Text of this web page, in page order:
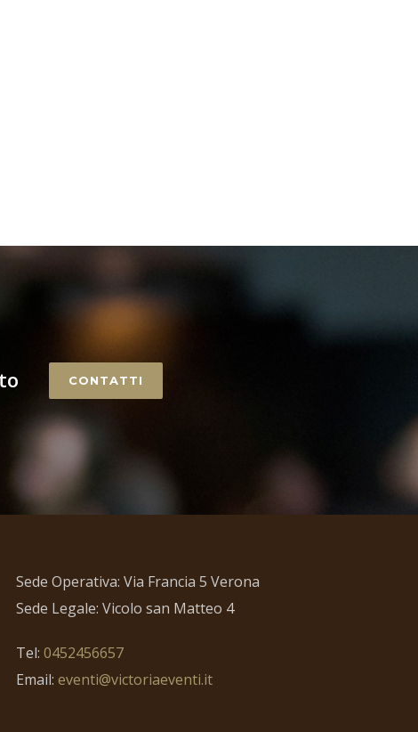
CONTATTI
Sede Operativa: Via Francia 5 Verona
Sede Legale: Vicolo san Matteo 4
Tel: 0452456657
Email: eventi@victoriaeventi.it